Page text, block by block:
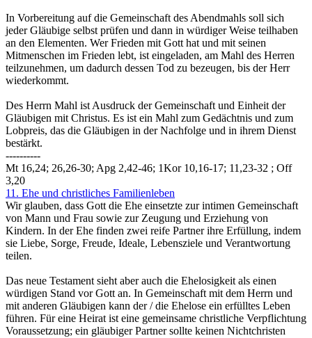
In Vorbereitung auf die Gemeinschaft des Abendmahls soll sich
jeder Gläubige selbst prüfen und dann in würdiger Weise teilhaben
an den Elementen. Wer Frieden mit Gott hat und mit seinen
Mitmenschen im Frieden lebt, ist eingeladen, am Mahl des Herren
teilzunehmen, um dadurch dessen Tod zu bezeugen, bis der Herr
wiederkommt.
Des Herrn Mahl ist Ausdruck der Gemeinschaft und Einheit der
Gläubigen mit Christus. Es ist ein Mahl zum Gedächtnis und zum
Lobpreis, das die Gläubigen in der Nachfolge und in ihrem Dienst
bestärkt.
----------
Mt 16,24; 26,26-30; Apg 2,42-46; 1Kor 10,16-17; 11,23-32 ; Off
3,20
11. Ehe und christliches Familienleben
Wir glauben, dass Gott die Ehe einsetzte zur intimen Gemeinschaft
von Mann und Frau sowie zur Zeugung und Erziehung von
Kindern. In der Ehe finden zwei reife Partner ihre Erfüllung, indem
sie Liebe, Sorge, Freude, Ideale, Lebensziele und Verantwortung
teilen.
Das neue Testament sieht aber auch die Ehelosigkeit als einen
würdigen Stand vor Gott an. In Gemeinschaft mit dem Herrn und
mit anderen Gläubigen kann der / die Ehelose ein erfülltes Leben
führen. Für eine Heirat ist eine gemeinsame christliche Verpflichtung
Voraussetzung; ein gläubiger Partner sollte keinen Nichtchristen